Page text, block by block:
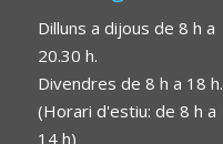
Dilluns a dijous de 8 h a
20.30 h.
Divendres de 8 h a 18 h.
(Horari d'estiu: de 8 h a
14 h)